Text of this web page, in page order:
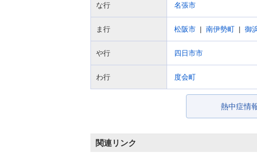
な行 名張市
ま行 松阪市 南伊勢町 御
や行 四日市市
わ行 度会町
熱中症情
関連リンク